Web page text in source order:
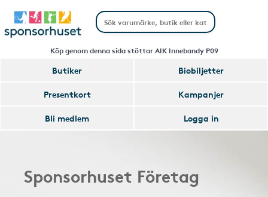
Köp genom denna sida stöttar AIK Innebandy P09
Butiker
Biobiljetter
Presentkort
Kampanjer
Bli medlem
Logga in
Sponsorhuset Företag